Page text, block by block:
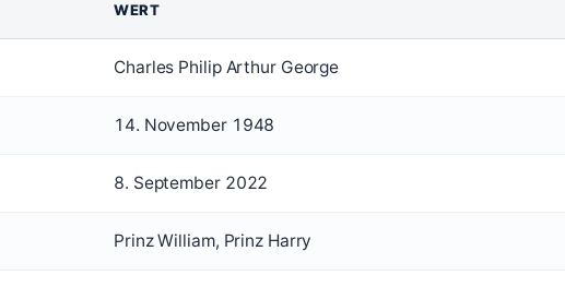
WERT
Charles Philip Arthur George
14. November 1948
8. September 2022
Prinz William, Prinz Harry